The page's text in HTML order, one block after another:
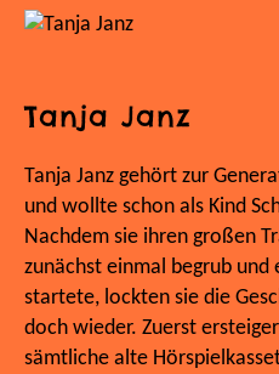
Tanja Janz
Tanja Janz gehört zur
und wollte schon als Kind
Nachdem sie ihren großen
zunächst einmal begrub und
startete, lockten sie die
doch wieder. Zuerst
sämtliche alte